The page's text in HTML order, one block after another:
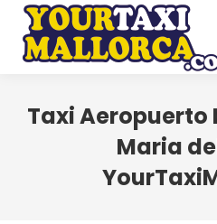
Taxi Aeropuerto
Maria